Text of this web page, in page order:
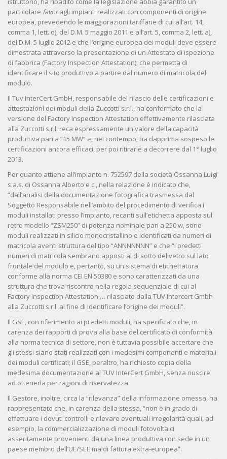
particolare favoragli impianti realizzati con componenti di origine
europea, prevedendo le maggiorazioni tariffarie di cui all’art. 14,
comma 1, lett. d), del D.M. 5 maggio 2011 e all’art. 5, comma 2, lett. a),
del D.M. 5 luglio 2012 e che l’origine europea dei moduli deve essere
dimostrata attraverso la presentazione di un Attestato di ispezione
di fabbrica (Factory Inspection Attestation), che permetta di
identificare il sito produttivo a partire dal numero di matricola del
modulo.
Il Tuv InterCert GmbH, responsabile del rilascio delle certificazioni e
attestazioni dei moduli della Zuccotti s.r.l., ha confermato che la
versione del Factory Inspection Attestation effettivamente rilasciata
alla Zuccotti s.r.l. reca espressamente un valore della capacità
produttiva pari a “15 MW” e, nel contempo, ha dapprima sospeso le
certificazioni ancora efficaci, per poi ritirarle a decorrere dal 1° luglio
2013.
Per quanto attiene all’impianto n. 752597 della società Ossanna Luigi
s.a.s. di Ossanna Alberto e c., nella relazione è indicato che,
“dall’analisi della documentazione fotografica trasmessa dal
Soggetto Responsabile nell’ambito del procedimento di verifica i
moduli installati presso l’impianto, recanti sull’etichetta apposta sul
retro modello “ZSM250” di potenza nominale pari a 250 w, sono
moduli realizzati in silicio monocristallino e identificati da numeri di
matricola aventi struttura del tipo “ANNNNNNN” e che “i predetti
numeri di matricola sembrano apposti al di sotto del vetro sul lato
frontale del modulo e, pertanto, su un sistema di etichettatura
conforme alla norma CEI EN 50380 e sono caratterizzati da una
struttura che trova riscontro nella regola sequenziale di cui al
Factory Inspection Attestation … rilasciato dalla TUV Intercert Gmbh
alla Zuccotti s.r.l. al fine di identificare l’origine dei moduli”.
Il GSE, con riferimento ai predetti moduli, ha specificato che, in
carenza dei rapporti di prova alla base del certificato di conformità
alla norma tecnica di settore, non è tuttavia possibile accertare che
gli stessi siano stati realizzati con i medesimi componenti e materiali
dei moduli certificati; il GSE, peraltro, ha richiesto copia della
medesima documentazione al TUV InterCert GmbH, senza riuscire
ad ottenerla per ragioni di riservatezza.
Il Gestore, inoltre, circa la “rilevanza” della informazione omessa, ha
rappresentato che, in carenza della stessa, “non è in grado di
effettuare i dovuti controlli e rilevare eventuali irregolarità quali, ad
esempio, la commercializzazione di moduli fotovoltaici
asseritamente provenienti da una linea produttiva con sede in un
paese membro dell’UE/SEE ma di fattura extra-europea”.